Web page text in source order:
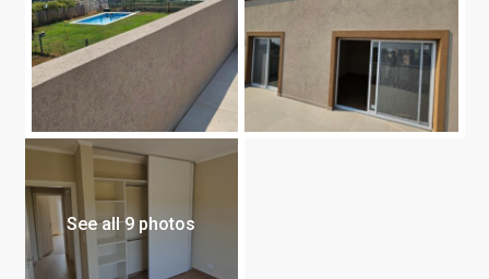
See all 9 photos